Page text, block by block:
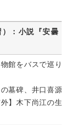
）：小説『安曇
館をバスで巡り
墓碑、井口喜源
江の生